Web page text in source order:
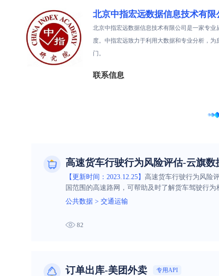
北京中指宏远数据信息技术有限
北京中指宏远数据信息技术有限公司是一家专
度。中指宏远致力于利用大数据和专业分析，
门。
联系信息
高速货车行驶行为风险评估-云旗数
【更新时间：2023.12.25】 高速货车行驶行为风险
国范围的高速路网，可帮助及时了解货车驾驶行
公共数据 > 交通运输
82
订单出库-美团外卖 专用API